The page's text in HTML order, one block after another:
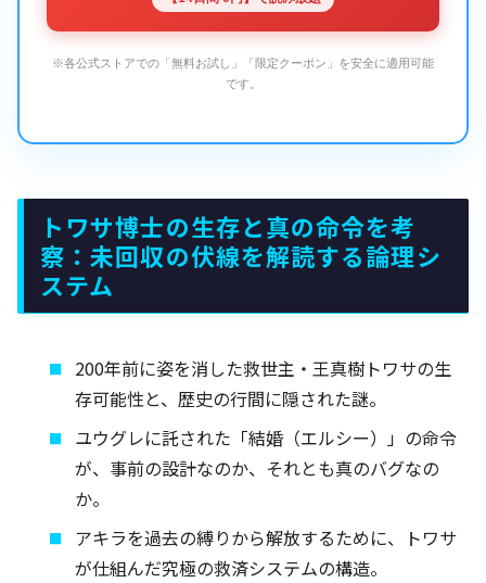
※各公式ストアでの「無料お試し」「限定クーポン」を安全に適用可能
です。
トワサ博士の生存と真の命令を考
察：未回収の伏線を解読する論理シ
ステム
200年前に姿を消した救世主・王真樹トワサの生
存可能性と、歴史の行間に隠された謎。
ユウグレに託された「結婚（エルシー）」の命令
が、事前の設計なのか、それとも真のバグなの
か。
アキラを過去の縛りから解放するために、トワサ
が仕組んだ究極の救済システムの構造。